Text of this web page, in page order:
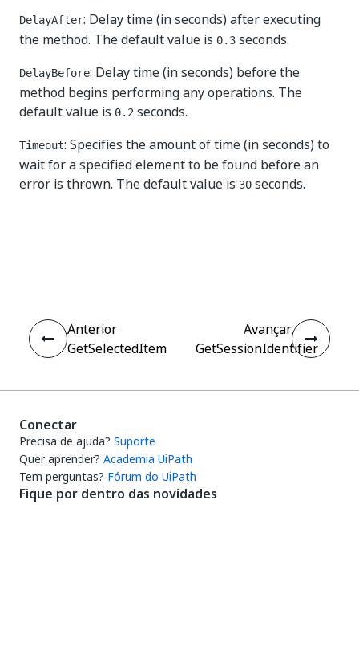
DelayAfter: Delay time (in seconds) after executing
the method. The default value is 0.3 seconds.
DelayBefore: Delay time (in seconds) before the
method begins performing any operations. The
default value is 0.2 seconds.
Timeout: Specifies the amount of time (in seconds) to
wait for a specified element to be found before an
error is thrown. The default value is 30 seconds.
Anterior
GetSelectedItem
Avançar
GetSessionIdentifier
Conectar
Precisa de ajuda? Suporte
Quer aprender? Academia UiPath
Tem perguntas? Fórum do UiPath
Fique por dentro das novidades